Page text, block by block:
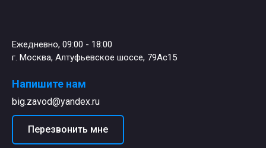
Ежедневно, 09:00 - 18:00
г. Москва, Алтуфьевское шоссе, 79Ас15
Напишите нам
big.zavod@yandex.ru
Перезвонить мне